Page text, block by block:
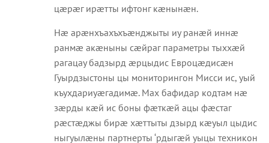
цæрæг ирæтты ифтонг кæнынæн.
Нæ арæнхъахъхъæнджыты иу ранæй иннæ
ранмæ акæныны сæйраг параметры тыххæй
рагацау бадзырд æрцыдис Евроцæдисæн
Гуырдзыстоны цы мониторингон Мисси ис, уый
къухдариуæгадимæ. Мах бафидар кодтам нæ
зæрды кæй ис боны фæткæй ацы фæстаг
рæстæджы бирæ хæттыты дзырд кæуыл цыдис
ныгуылæны партнерты ‘рдыгæй уыцы техникон